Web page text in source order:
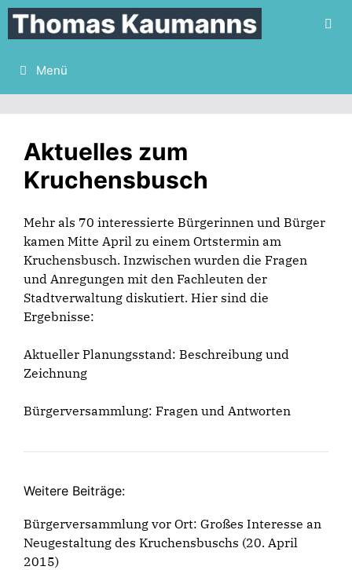
Zum
Inhalt
springen
Menü
Aktuelles zum
Kruchensbusch
Mehr als 70 interessierte Bürgerinnen und Bürger
kamen Mitte April zu einem Ortstermin am
Kruchensbusch. Inzwischen wurden die Fragen
und Anregungen mit den Fachleuten der
Stadtverwaltung diskutiert. Hier sind die
Ergebnisse:
Aktueller Planungsstand: Beschreibung und
Zeichnung
Bürgerversammlung: Fragen und Antworten
Weitere Beiträge:
Bürgerversammlung vor Ort: Großes Interesse an
Neugestaltung des Kruchensbuschs (20. April
2015)